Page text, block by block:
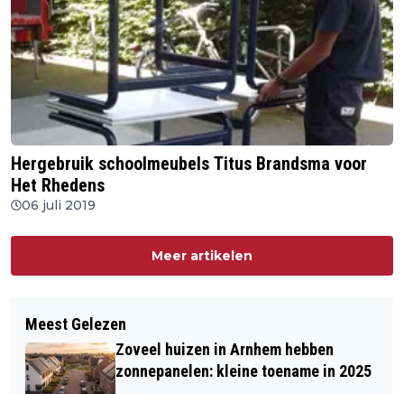
Hergebruik schoolmeubels Titus Brandsma voor
Het Rhedens
06 juli 2019
Meer artikelen
Meest Gelezen
Zoveel huizen in Arnhem hebben
zonnepanelen: kleine toename in 2025